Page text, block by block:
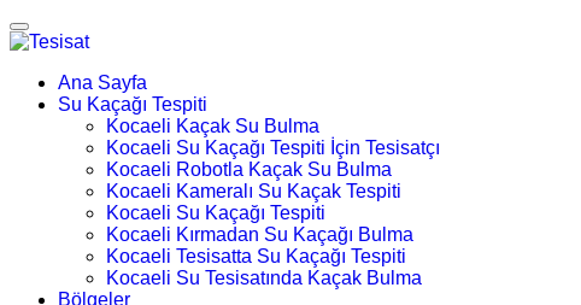
Ana Sayfa
Su Kaçağı Tespiti
Kocaeli Kaçak Su Bulma
Kocaeli Su Kaçağı Tespiti İçin Tesisatçı
Kocaeli Robotla Kaçak Su Bulma
Kocaeli Kameralı Su Kaçak Tespiti
Kocaeli Su Kaçağı Tespiti
Kocaeli Kırmadan Su Kaçağı Bulma
Kocaeli Tesisatta Su Kaçağı Tespiti
Kocaeli Su Tesisatında Kaçak Bulma
Bölgeler